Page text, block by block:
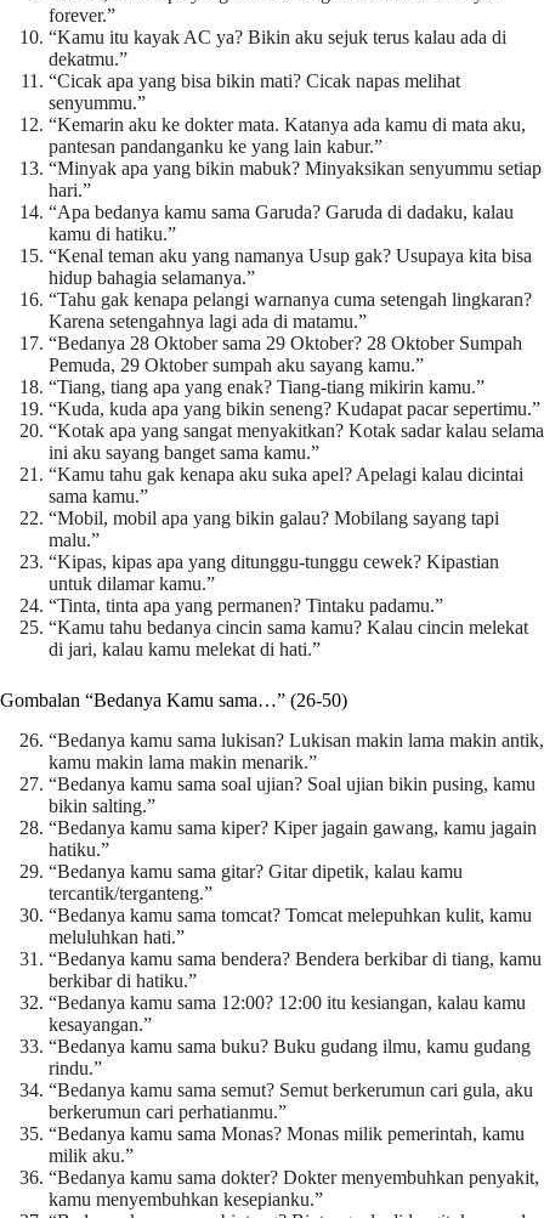
forever.”
“Kamu itu kayak AC ya? Bikin aku sejuk terus kalau ada di
dekatmu.”
“Cicak apa yang bisa bikin mati? Cicak napas melihat
senyummu.”
“Kemarin aku ke dokter mata. Katanya ada kamu di mata aku,
pantesan pandanganku ke yang lain kabur.”
“Minyak apa yang bikin mabuk? Minyaksikan senyummu setiap
hari.”
“Apa bedanya kamu sama Garuda? Garuda di dadaku, kalau
kamu di hatiku.”
“Kenal teman aku yang namanya Usup gak? Usupaya kita bisa
hidup bahagia selamanya.”
“Tahu gak kenapa pelangi warnanya cuma setengah lingkaran?
Karena setengahnya lagi ada di matamu.”
“Bedanya 28 Oktober sama 29 Oktober? 28 Oktober Sumpah
Pemuda, 29 Oktober sumpah aku sayang kamu.”
“Tiang, tiang apa yang enak? Tiang-tiang mikirin kamu.”
“Kuda, kuda apa yang bikin seneng? Kudapat pacar sepertimu.”
“Kotak apa yang sangat menyakitkan? Kotak sadar kalau selama
ini aku sayang banget sama kamu.”
“Kamu tahu gak kenapa aku suka apel? Apelagi kalau dicintai
sama kamu.”
“Mobil, mobil apa yang bikin galau? Mobilang sayang tapi
malu.”
“Kipas, kipas apa yang ditunggu-tunggu cewek? Kipastian
untuk dilamar kamu.”
“Tinta, tinta apa yang permanen? Tintaku padamu.”
“Kamu tahu bedanya cincin sama kamu? Kalau cincin melekat
di jari, kalau kamu melekat di hati.”
Gombalan “Bedanya Kamu sama…” (26-50)
“Bedanya kamu sama lukisan? Lukisan makin lama makin antik,
kamu makin lama makin menarik.”
“Bedanya kamu sama soal ujian? Soal ujian bikin pusing, kamu
bikin salting.”
“Bedanya kamu sama kiper? Kiper jagain gawang, kamu jagain
hatiku.”
“Bedanya kamu sama gitar? Gitar dipetik, kalau kamu
tercantik/terganteng.”
“Bedanya kamu sama tomcat? Tomcat melepuhkan kulit, kamu
meluluhkan hati.”
“Bedanya kamu sama bendera? Bendera berkibar di tiang, kamu
berkibar di hatiku.”
“Bedanya kamu sama 12:00? 12:00 itu kesiangan, kalau kamu
kesayangan.”
“Bedanya kamu sama buku? Buku gudang ilmu, kamu gudang
rindu.”
“Bedanya kamu sama semut? Semut berkerumun cari gula, aku
berkerumun cari perhatianmu.”
“Bedanya kamu sama Monas? Monas milik pemerintah, kamu
milik aku.”
“Bedanya kamu sama dokter? Dokter menyembuhkan penyakit,
kamu menyembuhkan kesepianku.”